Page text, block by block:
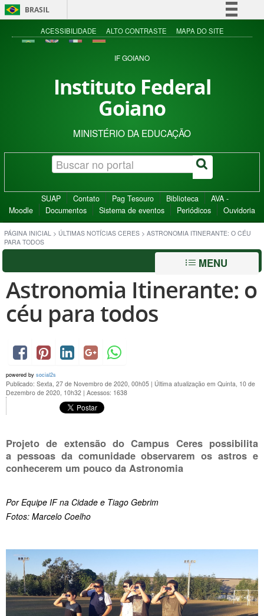
BRASIL
Simplifique!
Acesso à informação
ACESSIBILIDADE ALTO CONTRASTE MAPA DO SITE
IF GOIANO
Instituto Federal
Goiano
MINISTÉRIO DA EDUCAÇÃO
SUAP Contato Pag Tesouro Biblioteca
AVA -
Moodle
Documentos Sistema de eventos Periódicos Ouvidoria
PÁGINA INICIAL > ÚLTIMAS NOTÍCIAS CERES > ASTRONOMIA ITINERANTE: O CÉU
PARA TODOS
MENU
Astronomia Itinerante: o
céu para todos
powered by social2s
Publicado: Sexta, 27 de Novembro de 2020, 00h05 | Última atualização em Quinta, 10 de
Dezembro de 2020, 10h32 | Acessos: 1638
Projeto de extensão do Campus Ceres possibilita
a pessoas da comunidade observarem os astros e
conhecerem um pouco da Astronomia
Por Equipe IF na Cidade e Tiago Gebrim
Fotos: Marcelo Coelho